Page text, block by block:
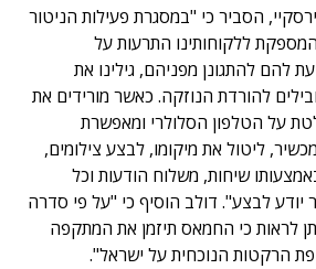
הסביר כי "במסגרת פעילות הניטור
ללקוחותינו התרעות על
להם להתגונן מפניהם, גילינו את
להורדת הנוזקה. כאשר מורידים את
על הטלפון הסלולרי ומאפשרת
ליטול את מיקומו, לבצע צילומים,
שיחות, משלוח הודעות וכל
לבצע". דולב הוסיף כי "על פי סדרה
לראות כי החמאס תיזמן את המתקפה
הרקטות הנוכחית על ישראל".